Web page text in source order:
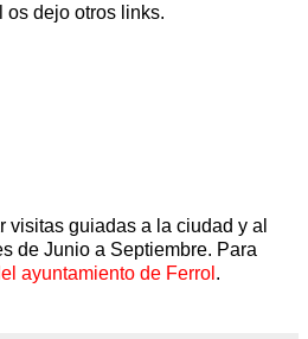
os dejo otros links.
visitas guiadas a la ciudad y al
de Junio a Septiembre. Para
ayuntamiento de Ferrol .